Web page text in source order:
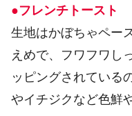
●フレンチトースト
生地はかぼちゃペー
えめで、フワフワし
ッピングされている
やイチジクなど色鮮